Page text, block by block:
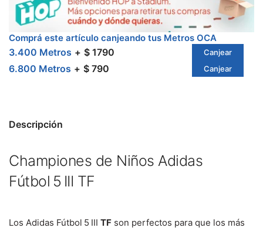
Comprá este artículo canjeando tus Metros OCA
3.400 Metros $ 1790 Canjear
6.800 Metros $ 790 Canjear
Descripción
Championes de Niños Adidas
Fútbol 5 III TF
Los Adidas Fútbol 5 III TF son perfectos para que los más